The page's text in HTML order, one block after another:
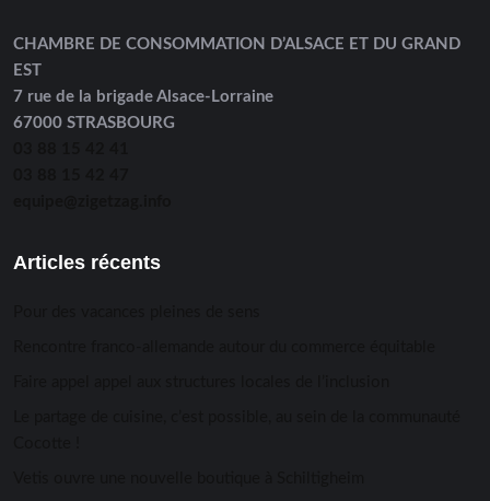
CHAMBRE DE CONSOMMATION D’ALSACE ET DU GRAND
EST
7 rue de la brigade Alsace-Lorraine
67000 STRASBOURG
Articles récents